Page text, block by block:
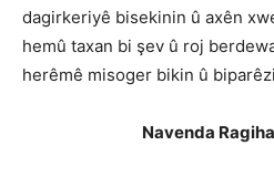
dagirkeriyê bisekinin û axên
hemû taxan bi şev û roj
herêmê misoger bikin û
Navenda